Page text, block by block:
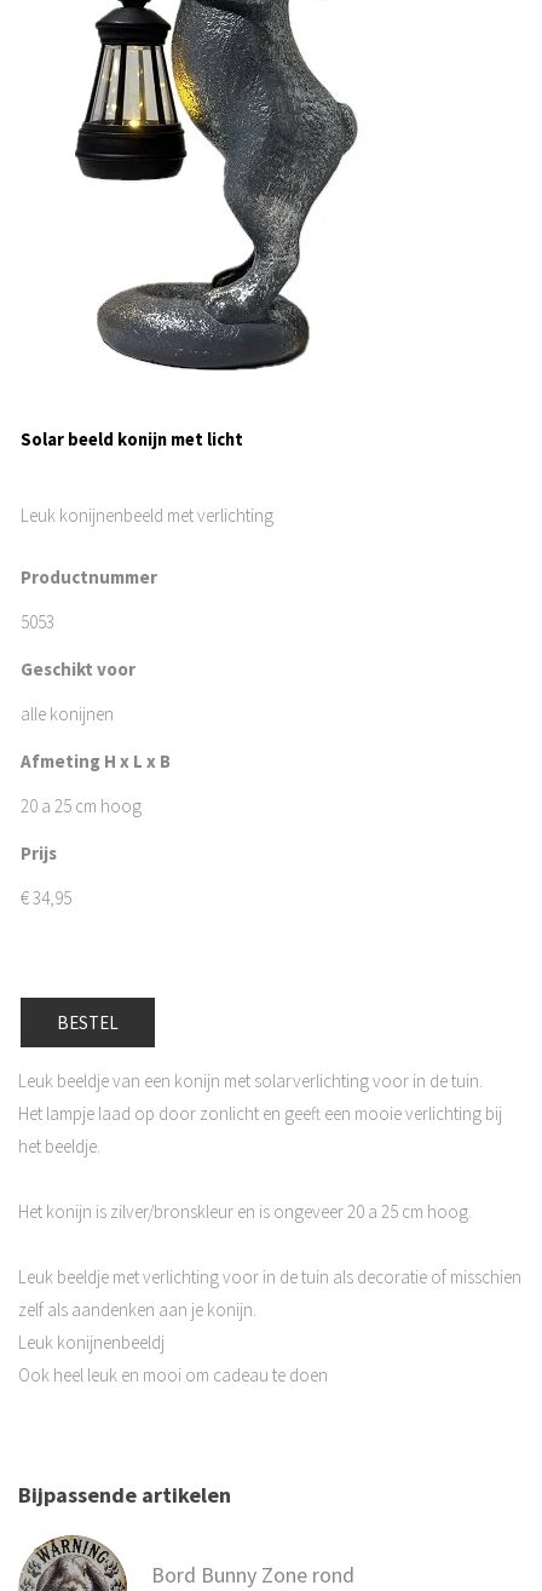
Solar beeld konijn met licht
Leuk konijnenbeeld met verlichting
Productnummer
5053
Geschikt voor
alle konijnen
Afmeting H x L x B
20 a 25 cm hoog
Prijs
€34,95
BESTEL
Leuk beeldje van een konijn met solarverlichting voor in de tuin.
Het lampje laad op door zonlicht en geeft een mooie verlichting bij
het beeldje.
Het konijn is zilver/bronskleur en is ongeveer 20 a 25 cm hoog.
Leuk beeldje met verlichting voor in de tuin als decoratie of misschien
zelf als aandenken aan je konijn.
Leuk konijnenbeeldj
Ook heel leuk en mooi om cadeau te doen
Bijpassende artikelen
Bord Bunny Zone rond